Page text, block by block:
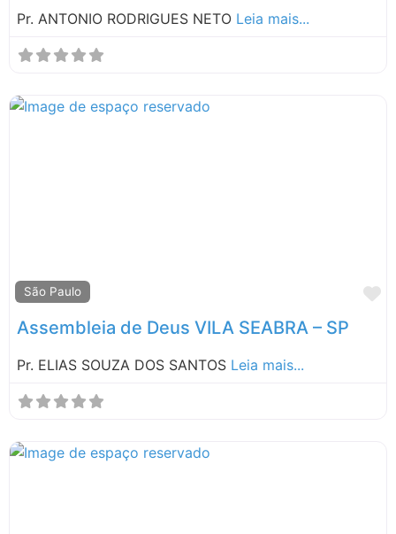
Pr. ANTONIO RODRIGUES NETO Leia mais...
São Paulo
Assembleia de Deus VILA SEABRA – SP
Pr. ELIAS SOUZA DOS SANTOS Leia mais...